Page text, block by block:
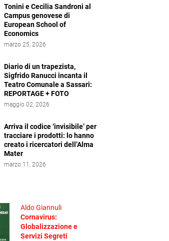
Tonini e Cecilia Sandroni al
Campus genovese di
European School of
Economics
marzo 25, 2026
Diario di un trapezista,
Sigfrido Ranucci incanta il
Teatro Comunale a Sassari:
REPORTAGE + FOTO
maggio 02, 2026
Arriva il codice ‘invisibile’ per
tracciare i prodotti: lo hanno
creato i ricercatori dell’Alma
Mater
marzo 11, 2026
Aldo Giannuli
Cornavirus:
Globalizzazione e
Servizi Segreti